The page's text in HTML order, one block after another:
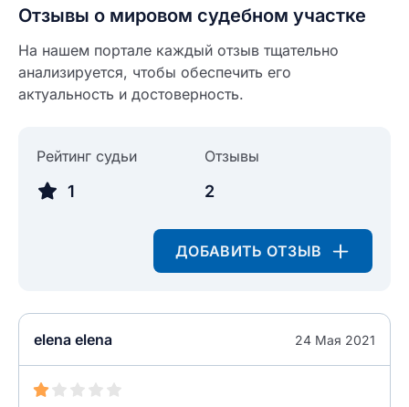
Отзывы о мировом судебном участке
На нашем портале каждый отзыв тщательно
анализируется, чтобы обеспечить его
актуальность и достоверность.
Рейтинг судьи
1
Отзывы
2
ДОБАВИТЬ ОТЗЫВ
elena elena 24 Мая 2021
Текст отзыва
разрешить публикацию отзыва
0/500
разрешить публикацию отзыва
ОСТАВИТЬ ОТЗЫВ
Название населенного пункта
СОХРАНИТЬ